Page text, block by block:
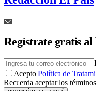
Regístrate gratis al
Acepto Política de
Recuerda aceptar los